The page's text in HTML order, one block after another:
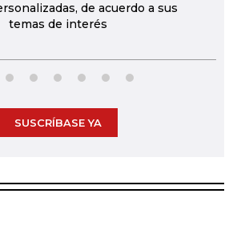
de acuerdo a sus
temas de interés
SUSCRÍBASE YA